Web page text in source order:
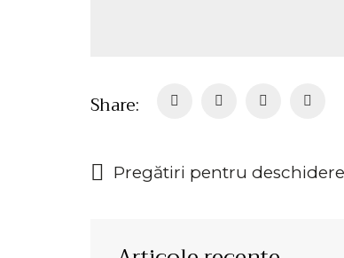
Share:
Pregătiri pentru